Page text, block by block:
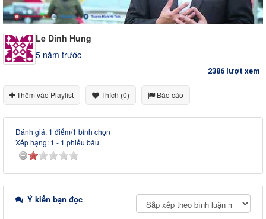
Le Dinh Hung
5 năm trước
2386 lượt xem
Thêm vào Playlist Thích (0) Báo cáo
Đánh giá: 1 điểm/1 bình chọn
Xếp hạng: 1 - 1 phiếu bầu
Ý kiến bạn đọc